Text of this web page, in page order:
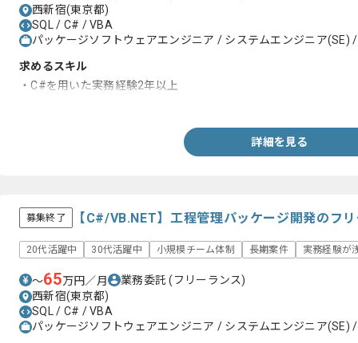
西新宿(東京都)
SQL / C# / VBA
パッケージソフトウェアエンジニア / システムエンジニア(SE)
求めるスキル
・C#を用いた実務経験2年以上
詳細を見る
募集終了 【C#/VB.NET】工程管理パッケージ開発のフ
20代活躍中 30代活躍中 小規模チーム体制 長期案件 実務経験が
〜65万円／月 業務委託(フリーランス)
西新宿(東京都)
SQL / C# / VBA
パッケージソフトウェアエンジニア / システムエンジニア(SE)